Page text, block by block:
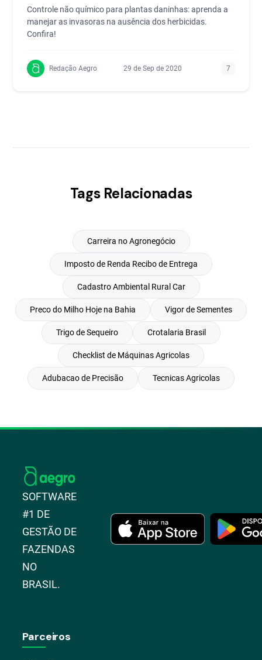
Controle não químico para plantas daninhas: aprenda a
manejar as invasoras na ausência dos herbicidas.
Confira!
Redação Aegro 29 de Sep de 2020 7
Tags Relacionadas
Carreira no Agronegócio
Imposto de Renda Recibo de Entrega
Cadastro Ambiental Rural Car
Preco do Milho Hoje na Bahia Vigor de Sementes
Trigo de Sequeiro Crotalaria Brasil
Checklist de Máquinas Agricolas
Adubacao de Precisão Tecnicas Agricolas
SOFTWARE
#1 DE
GESTÃO DE
FAZENDAS
NO
BRASIL.
Parceiros